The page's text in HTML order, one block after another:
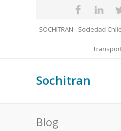
SOCHITRAN - Sociedad
Sochitran
Blog